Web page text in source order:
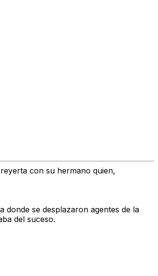
con su hermano quien,
donde se desplazaron agentes de la
del suceso.